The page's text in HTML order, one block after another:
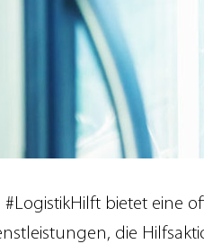
#LogistikHilft bietet eine
die